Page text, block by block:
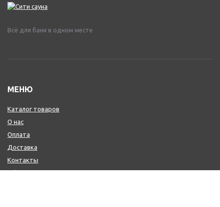
Всё для бани в одном месте
МЕНЮ
Каталог товаров
О нас
Оплата
Доставка
Контакты
Обмен и возврат